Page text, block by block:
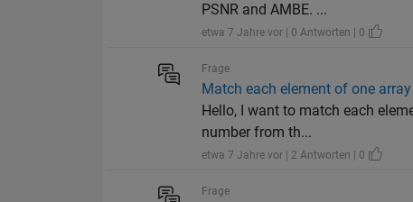
PSNR and AMBE. ...
etwa 7 Jahre vor | 0 Antworten | 0
Frage
Match each element of one
Hello, I want to match each
number from th...
etwa 7 Jahre vor | 2 Antworten | 0
Frage